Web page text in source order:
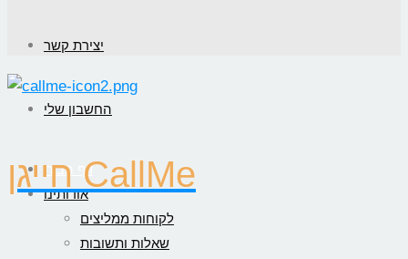
יצירת קשר
החשבון שלי
דף הבית
אודותינו
לקוחות ממליצים
שאלות ותשובות
חייגן CallMe